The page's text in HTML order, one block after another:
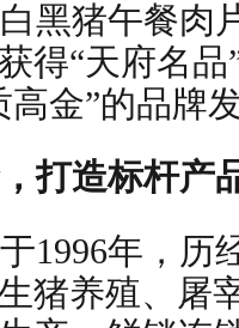
黑猪午餐肉
得“天府名
高金”的品牌
打造标杆产
1996年，历
猪养殖、屠